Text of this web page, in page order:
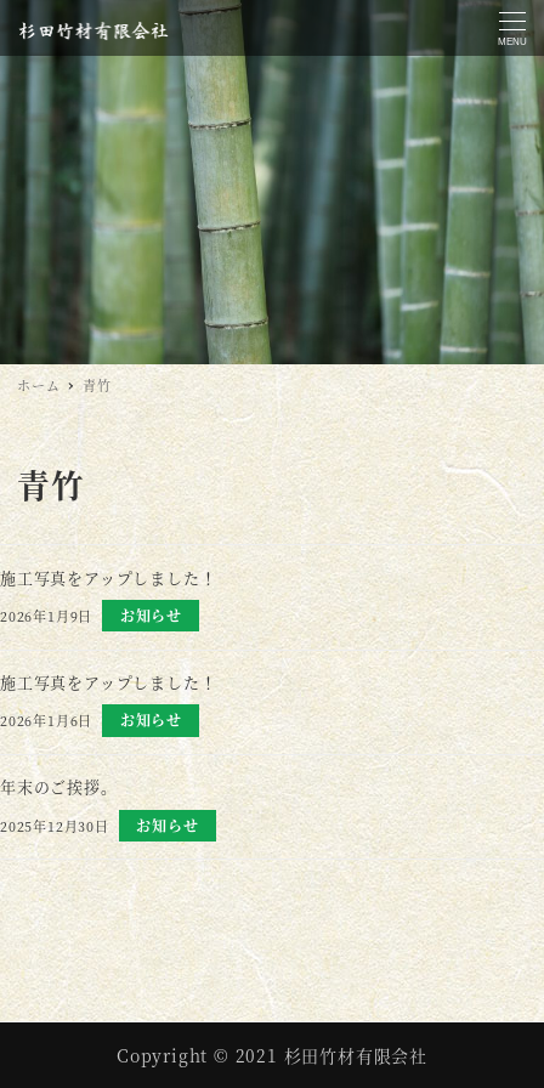
MENU
ホーム 青竹
青竹
施工写真をアップしました！
2026年1月9日 お知らせ
施工写真をアップしました！
2026年1月6日 お知らせ
年末のご挨拶。
2025年12月30日 お知らせ
Copyright © 2021 杉田竹材有限会社